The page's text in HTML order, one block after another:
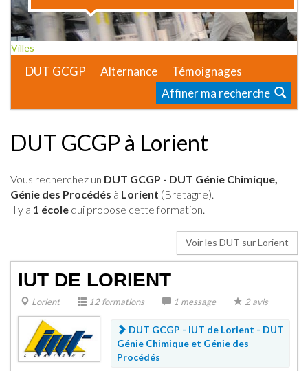
Villes
DUT GCGP Alternance
Témoignages
Affiner ma recherche
DUT GCGP à Lorient
Vous recherchez un DUT GCGP - DUT Génie Chimique,
Génie des Procédés à Lorient (Bretagne).
Il y a 1 école qui propose cette formation.
Voir les DUT sur Lorient
IUT DE LORIENT
Lorient 12 formations 1 message 2 avis
DUT GCGP - IUT de Lorient - DUT
Génie Chimique et Génie des
Procédés